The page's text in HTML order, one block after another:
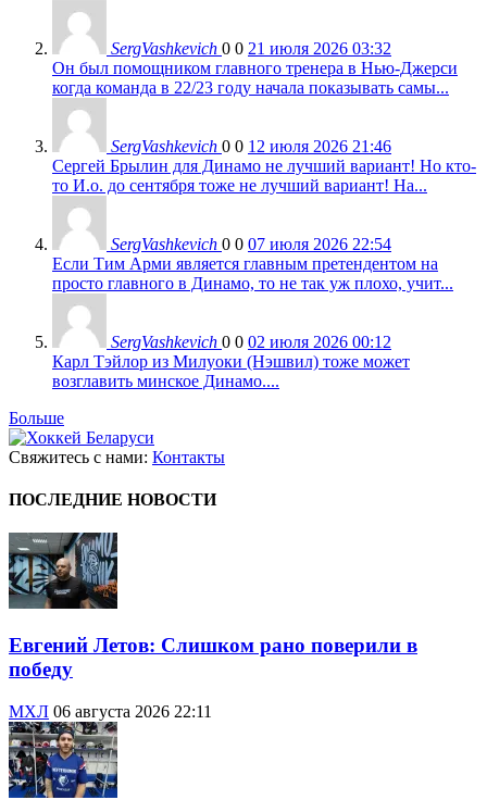
SergVashkevich 0 0 21 июля 2026 03:32
Он был помощником главного тренера в Нью-Джерси
когда команда в 22/23 году начала показывать самы...
SergVashkevich 0 0 12 июля 2026 21:46
Сергей Брылин для Динамо не лучший вариант! Но кто-
то И.о. до сентября тоже не лучший вариант! На...
SergVashkevich 0 0 07 июля 2026 22:54
Если Тим Арми является главным претендентом на
просто главного в Динамо, то не так уж плохо, учит...
SergVashkevich 0 0 02 июля 2026 00:12
Карл Тэйлор из Милуоки (Нэшвил) тоже может
возглавить минское Динамо....
Больше
Свяжитесь с нами: Контакты
ПОСЛЕДНИЕ НОВОСТИ
Евгений Летов: Слишком рано поверили в
победу
МХЛ 06 августа 2026 22:11